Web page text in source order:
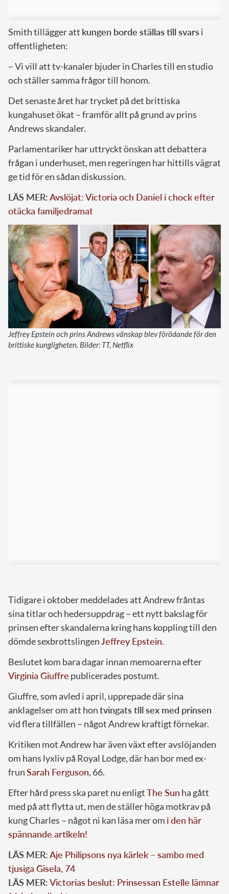
Smith tillägger att kungen borde ställas till svars i
offentligheten:
– Vi vill att tv-kanaler bjuder in Charles till en studio
och ställer samma frågor till honom.
Det senaste året har trycket på det brittiska
kungahuset ökat – framför allt på grund av prins
Andrews skandaler.
Parlamentariker har uttryckt önskan att debattera
frågan i underhuset, men regeringen har hittills vägrat
ge tid för en sådan diskussion.
LÄS MER:Avslöjat: Victoria och Daniel i chock efter
otäcka familjedramat
Jeffrey Epstein och prins Andrews vänskap blev förödande för den
brittiske kungligheten. Bilder: TT, Netflix
Tidigare i oktober meddelades att Andrew fråntas
sina titlar och hedersuppdrag – ett nytt bakslag för
prinsen efter skandalerna kring hans koppling till den
dömde sexbrottslingenJeffrey Epstein.
Beslutet kom bara dagar innan memoarerna efter
Virginia Giuffre publicerades postumt.
Giuffre, som avled i april, upprepade där sina
anklagelser om att hontvingats till sex med prinsen
vid flera tillfällen – något Andrew kraftigt förnekar.
Kritiken mot Andrew har även växt efter avslöjanden
om hans lyxliv på Royal Lodge, där han bor med ex-
frunSarah Ferguson, 66.
Efter hård press ska paret nu enligtThe Sun ha gått
med på att flytta ut, men de ställer höga motkrav på
kung Charles – något ni kan läsa mer om i den här
spännande artikeln!
LÄS MER:Aje Philipsons nya kärlek – sambo med
tjusiga Gisela, 74
LÄS MER:Victorias beslut: Prinsessan Estelle lämnar